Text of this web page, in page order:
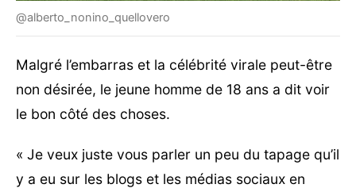
@alberto_nonino_quellovero
Malgré l’embarras et la célébrité virale peut-être
non désirée, le jeune homme de 18 ans a dit voir
le bon côté des choses.
« Je veux juste vous parler un peu du tapage qu’il
y a eu sur les blogs et les médias sociaux en